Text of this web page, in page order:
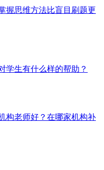
握思维方法比盲目刷题更
学生有什么样的帮助？
构老师好？在哪家机构补